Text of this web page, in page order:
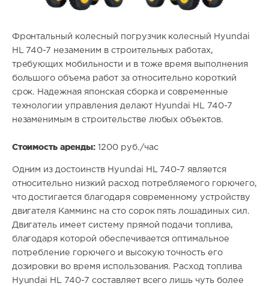
Фронтальный колесный погрузчик колесный Hyundai
HL 740-7 незаменим в строительных работах,
требующих мобильности и в тоже время выполнения
большого объема работ за относительно короткий
срок. Надежная японская сборка и современные
технологии управления делают Hyundai HL 740-7
незаменимым в строительстве любых объектов.
Стоимость аренды:1200 руб./час
Одним из достоинств Hyundai HL 740-7 является
относительно низкий расход потребляемого горючего,
что достигается благодаря современному устройству
двигателя Камминс на сто сорок пять лошадиных сил.
Двигатель имеет систему прямой подачи топлива,
благодаря которой обеспечивается оптимальное
потребление горючего и высокую точность его
дозировки во время использования. Расход топлива
Hyundai HL 740-7 составляет всего лишь чуть более